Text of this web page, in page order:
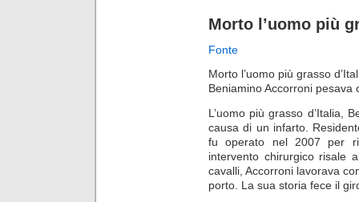
Morto l’uomo più
Fonte
Morto l’uomo più grasso
Beniamino Accorroni pesava
L’uomo più grasso d’Italia,
causa di un infarto.
fu operato nel 2007 per
intervento chirurgico risale
cavalli, Accorroni lavorava
porto. La sua storia fece il